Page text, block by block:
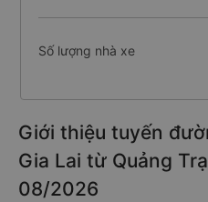
Số lượng nhà xe
Giới thiệu tuyến
Gia Lai từ Quảng
08/2026